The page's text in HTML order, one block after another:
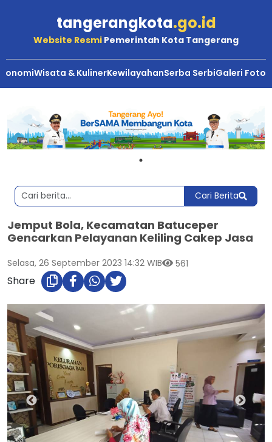
tangerangkota.go.id
Website Resmi Pemerintah Kota Tangerang
Wisata & KulinerKewilayahanSerba SerbiGaleri Foto
Cari Berita
Jemput Bola, Kecamatan Batuceper
Gencarkan Pelayanan Keliling Cakep Jasa
Selasa, 26 September 2023 14:32 WIB 561
Share